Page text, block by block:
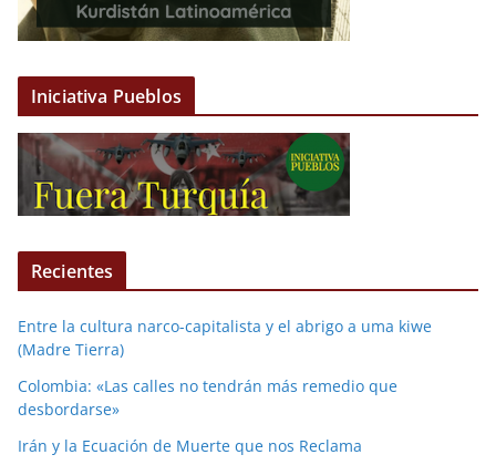
Iniciativa Pueblos
Recientes
Entre la cultura narco-capitalista y el abrigo a uma kiwe
(Madre Tierra)
Colombia: «Las calles no tendrán más remedio que
desbordarse»
Irán y la Ecuación de Muerte que nos Reclama